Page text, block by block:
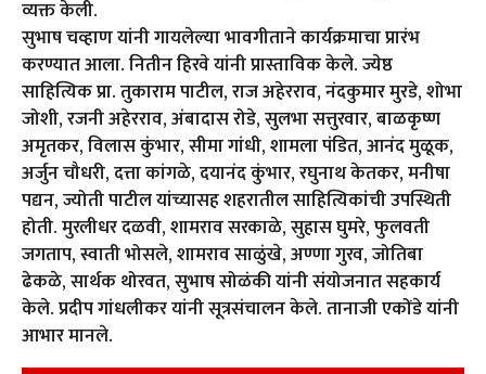
व्यक्त केली.
सुभाष चव्हाण यांनी गायलेल्या भावगीताने कार्यक्रमाचा प्रारंभ
करण्यात आला. नितीन हिरवे यांनी प्रास्ताविक केले. ज्येष्ठ
साहित्यिक प्रा. तुकाराम पाटील, राज अहेरराव, नंदकुमार मुरडे, शोभा
जोशी, रजनी अहेरराव, अंबादास रोडे, सुलभा सत्तुरवार, बाळकृष्ण
अमृतकर, विलास कुंभार, सीमा गांधी, शामला पंडित, आनंद मुळूक,
अर्जुन चौधरी, दत्ता कांगळे, दयानंद कुंभार, रघुनाथ केतकर, मनीषा
पद्यन, ज्योती पाटील यांच्यासह शहरातील साहित्यिकांची उपस्थिती
होती. मुरलीधर दळवी, शामराव सरकाळे, सुहास घुमरे, फुलवती
जगताप, स्वाती भोसले, शामराव साळुंखे, अण्णा गुरव, जोतिबा
ढेकळे, सार्थक थोरवत, सुभाष सोळंकी यांनी संयोजनात सहकार्य
केले. प्रदीप गांधलीकर यांनी सूत्रसंचालन केले. तानाजी एकोंडे यांनी
आभार मानले.